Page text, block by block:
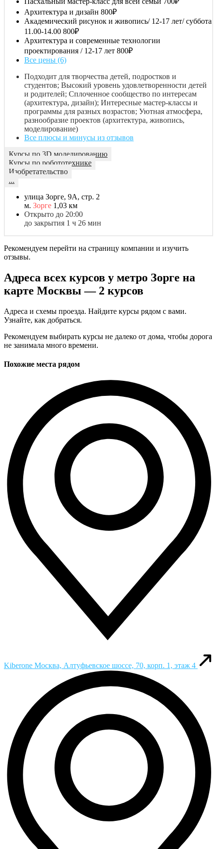
Архитектура и дизайн 800₽
Академический рисунок и живопись/ 12-17 лет/ суббота
11.00-14.00 800₽
Архитектура и современные технологии
проектирования / 12-17 лет 800₽
Все цены (6)
Подходит для творчества детей, подростков и
студентов; Высокий уровень удовлетворенности детей
и родителей; Сплоченное сообщество по интересам
(архитектура, дизайн); Интересные мастер-классы и
программы для разных возрастов; Уютная атмосфера,
разнообразие проектов (архитектура, живопись,
моделирование)
Все плюсы и минусы из отзывов
Курсы по 3D моделированию
Курсы по робототехнике
Изобретательство
...
улица Зорге, 9А, стр. 2
м. Зорге 1,03 км
Открыто до 20:00
до закрытия 1 ч 26 мин
Рекомендуем перейти на страницу компании и изучить
отзывы.
Адреса всех курсов у метро Зорге на
карте Москвы — 2 курсов
Адреса и схемы проезда. Найдите курсы рядом с вами.
Узнайте, как добраться.
Рекомендуем выбирать курсы не далеко от дома, чтобы дорога
не занимала много времени.
Похожие места рядом
Kiberone Москва, Алтуфьевское шоссе, 70, корп. 1, этаж 4